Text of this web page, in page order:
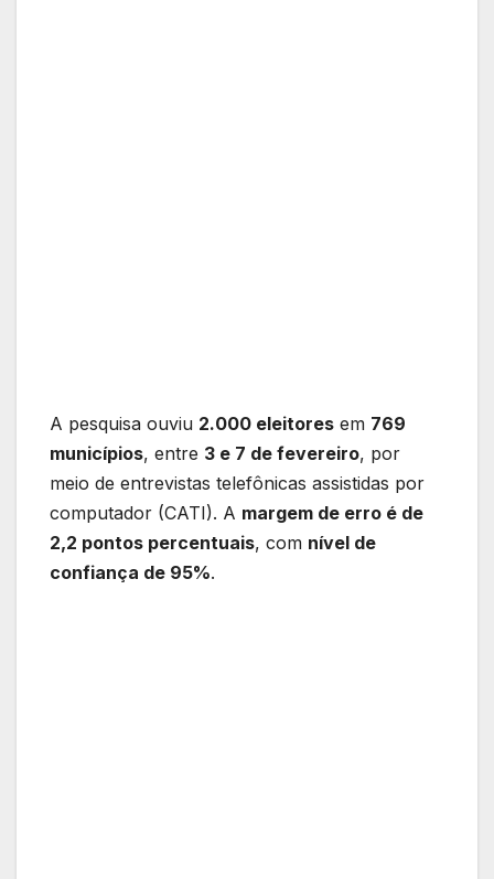
A pesquisa ouviu 2.000 eleitores em 769
municípios, entre 3 e 7 de fevereiro, por
meio de entrevistas telefônicas assistidas por
computador (CATI). A margem de erro é de
2,2 pontos percentuais, com nível de
confiança de 95%.